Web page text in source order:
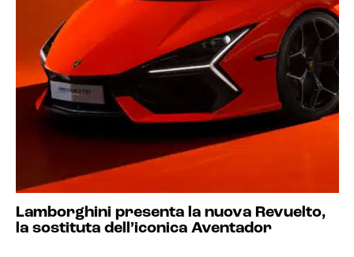
Lamborghini presenta la nuova Revuelto,
la sostituta dell’iconica Aventador